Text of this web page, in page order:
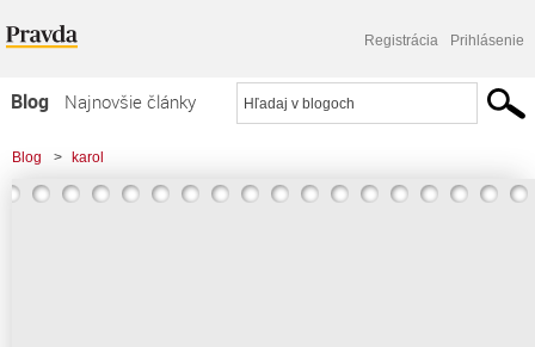
Registrácia Prihlásenie
Blog
Najnovšie články
Najčítanejšie články
Najkomentovanejšie články
Blog > karol